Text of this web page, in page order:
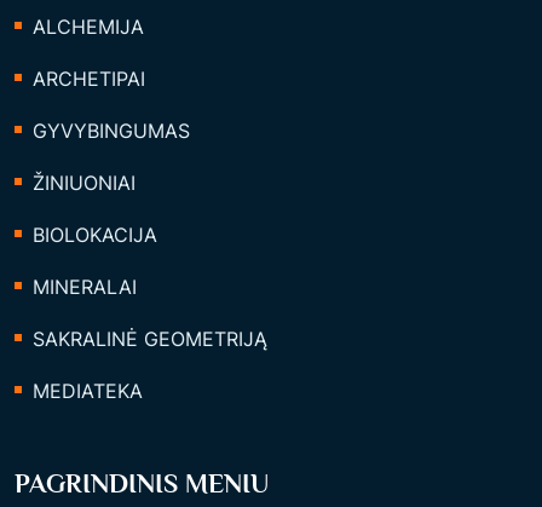
ALCHEMIJA
ARCHETIPAI
GYVYBINGUMAS
ŽINIUONIAI
BIOLOKACIJA
MINERALAI
SAKRALINĖ GEOMETRIJĄ
MEDIATEKA
PAGRINDINIS MENIU